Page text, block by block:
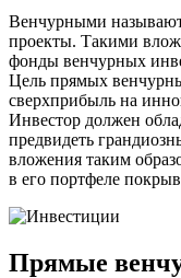
Венчурными
проекты. Такими
фонды венчурных
Цель прямых
сверхприбыль на
Инвестор должен
предвидеть
вложения таким
в его портфеле
Прямые